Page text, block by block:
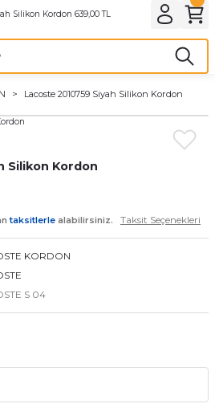
Dön
AYDINLATMA & ELEKTRİK
Dön
Dön
Dön
Lacoste 2010759 Siyah Silikon Kordon
Silikon Kordon
taksitlerle alabilirsiniz. Taksit Seçenekleri
KORDON
S 04